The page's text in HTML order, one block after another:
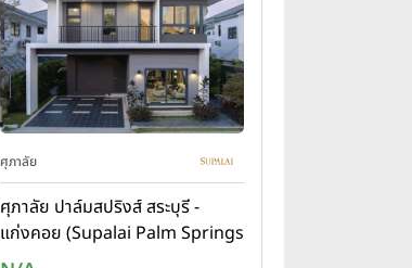
ศุภาลัย
ศุภาลัย ปาล์มสปริงส์ สระบุรี -
แก่งคอย (Supalai Palm Springs
Saraburi - Kaeng Khoi)